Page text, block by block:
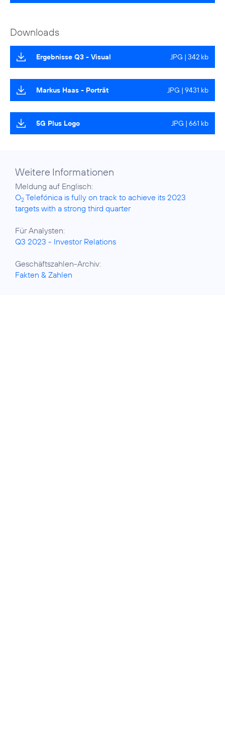
Downloads
Ergebnisse Q3 - Visual JPG | 342 kb
Markus Haas - Porträt JPG | 9431 kb
5G Plus Logo JPG | 661 kb
Weitere Informationen
O2 Telefónica is fully on track to achieve its 2023
targets with a strong third quarter
Q3 2023 - Investor Relations
Fakten & Zahlen